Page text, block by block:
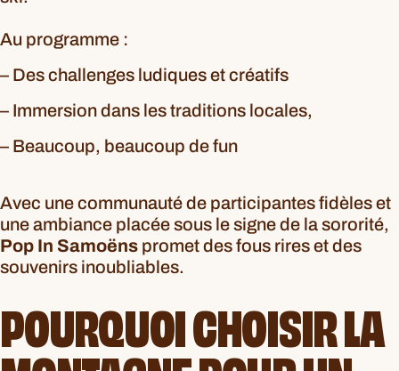
Au programme :
– Des challenges ludiques et créatifs
– Immersion dans les traditions locales,
– Beaucoup, beaucoup de fun
Avec une communauté de participantes fidèles et
une ambiance placée sous le signe de la sororité,
Pop In Samoëns promet des fous rires et des
souvenirs inoubliables.
POURQUOI CHOISIR LA